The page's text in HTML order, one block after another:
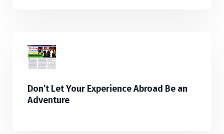
Don’t Let Your Experience Abroad Be an
Adventure